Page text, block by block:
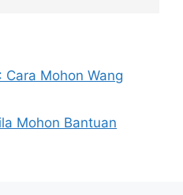
Cara Mohon Wang
Mohon Bantuan